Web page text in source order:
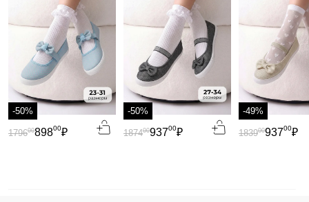
-50%
89800₽
179600
-50%
93700₽
187400
-49%
93700₽
183900